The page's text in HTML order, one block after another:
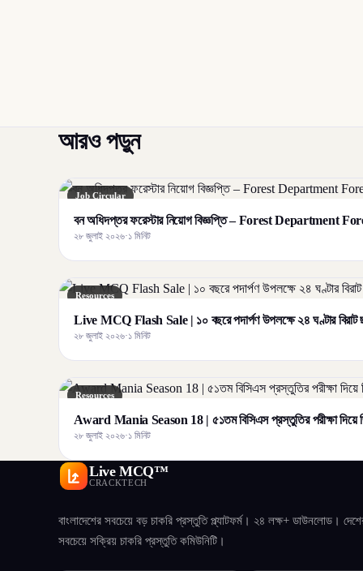
আরও পড়ুন
Job Circular
বন অধিদপ্তর ফরেস্টার নিয়োগ বিজ্ঞপ্তি – Forest Department
২৮ জুলাই ২০২৬·১ মিনিট
Resources
Live MCQ Flash Sale | ১০ বছরে পদার্পণ উপলক্ষে ২৪ ঘণ্টার
২৮ জুলাই ২০২৬·১ মিনিট
Resources
Award Mania Season 18 | ৫১তম বিসিএস প্রস্তুতির পরীক্ষা
২৮ জুলাই ২০২৬·১ মিনিট
Live MCQ™
CRACKTECH
বাংলাদেশের সবচেয়ে বড় চাকরি প্রস্তুতি প্ল্যাটফর্ম। ২৪ লক্ষ+ ডাউনলোড।
সবচেয়ে সক্রিয় চাকরি প্রস্তুতি কমিউনিটি।